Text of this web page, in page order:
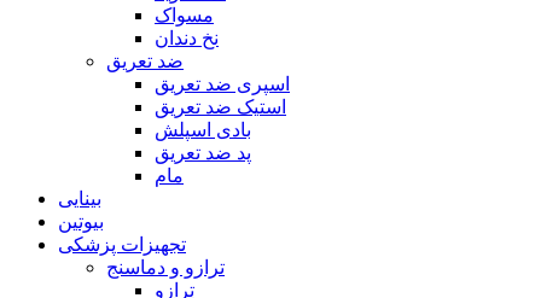
مسواک
نخ دندان
ضد تعریق
اسپری ضد تعریق
استیک ضد تعریق
بادی اسپلش
پد ضد تعریق
مام
بینایی
بیوتین
تجهیزات پزشکی
ترازو و دماسنج
ترازو